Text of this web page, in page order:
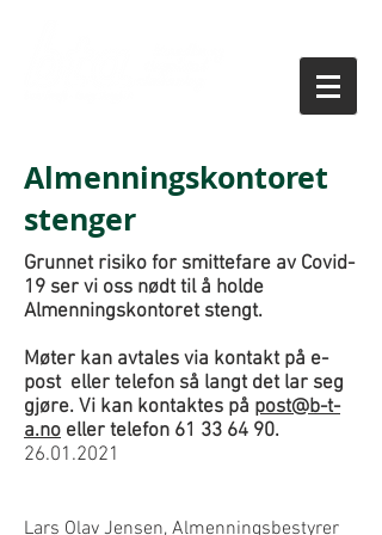
Almenningskontoret
stenger
Grunnet risiko for smittefare av Covid-
19 ser vi oss nødt til å holde
Almenningskontoret stengt.
Møter kan avtales via kontakt på e-
post eller telefon så langt det lar seg
gjøre. Vi kan kontaktes på post@b-t-
a.no eller telefon 61 33 64 90.
26.01.2021
Lars Olav Jensen, Almenningsbestyrer